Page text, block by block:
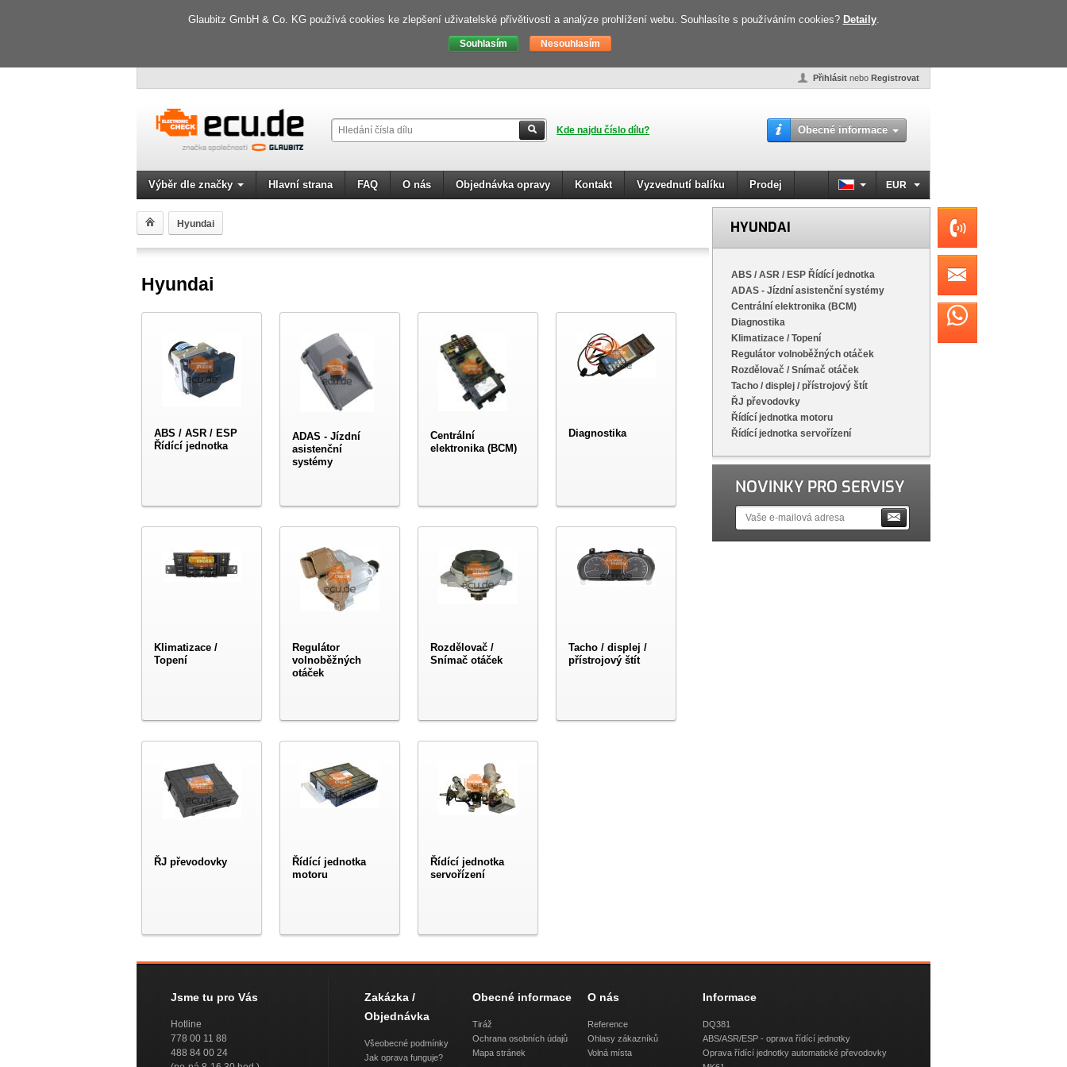
Glaubitz GmbH & Co. KG používá cookies ke zlepšení uživatelské přívětivosti a analýze prohlížení webu. Souhlasíte s používáním cookies? Detaily.
Přihlásit nebo Registrovat
Kde najdu číslo dílu? Obecné informace
Výběr dle značky Hlavní strana FAQ O nás Objednávka opravy Kontakt Vyzvednutí balíku Prodej EUR
Hyundai
Hyundai
ABS / ASR / ESP
Řídící jednotka
ADAS - Jízdní
asistenční
systémy
Centrální
elektronika (BCM)
Diagnostika
Klimatizace /
Topení
Regulátor
volnoběžných
otáček
Rozdělovač /
Snímač otáček
Tacho / displej /
přístrojový štít
ŘJ převodovky
Řídící jednotka
motoru
Řídící jednotka
servořízení
HYUNDAI
ABS / ASR / ESP Řídící jednotka
ADAS - Jízdní asistenční systémy
Centrální elektronika (BCM)
Diagnostika
Klimatizace / Topení
Regulátor volnoběžných otáček
Rozdělovač / Snímač otáček
Tacho / displej / přístrojový štít
ŘJ převodovky
Řídící jednotka motoru
Řídící jednotka servořízení
NOVINKY PRO SERVISY
Jsme tu pro Vás
Hotline
778 00 11 88
488 84 00 24
Zakázka /
Objednávka
Všeobecné podmínky
Jak oprava funguje?
Obecné informace
Tiráž
Ochrana osobních údajů
Mapa stránek
O nás
Reference
Ohlasy zákazníků
Volná místa
Informace
DQ381
ABS/ASR/ESP - oprava řídící jednotky
Oprava řídící jednotky automatické převodovky